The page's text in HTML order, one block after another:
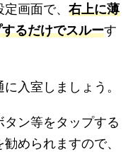
画面で、 右上に薄
るだけでスルーす
入室しましょう。
ン等をタップする
められますので、